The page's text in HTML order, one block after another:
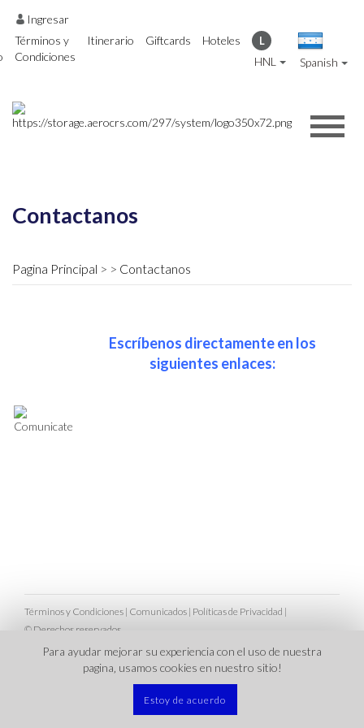
Ingresar
Términos y
Condiciones
Itinerario Giftcards Hoteles L
HNL Spanish
Para ayudar mejorar su experiencia con el uso de nuestra
pagina‚ usamos cookies en nuestro sitio!
Estoy de acuerdo
Contactanos
Pagina Principal Contactanos
Escríbenos directamente en los
siguientes enlaces:
Términos y Condiciones | Comunicados | Políticas de Privacidad |
© Derechos reservados